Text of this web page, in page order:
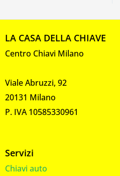
LA CASA DELLA CHIAVE
Centro Chiavi Milano
Viale Abruzzi, 92
20131 Milano
P. IVA 10585330961
Servizi
Chiavi auto